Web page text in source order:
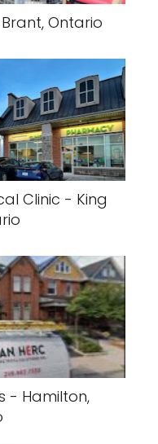
Ontario
Clinic - King
- Hamilton,